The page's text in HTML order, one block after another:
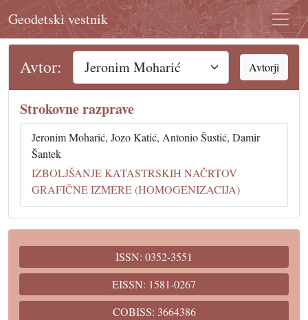
Geodetski vestnik
Avtor: Avtorji
Strokovne razprave
Jeronim Moharić, Jozo Katić, Antonio Šustić, Damir
Šantek
IZBOLJŠANJE KATASTRSKIH NAČRTOV
GRAFIČNE IZMERE (HOMOGENIZACIJA)
ISSN: 0352-3551
EISSN: 1581-0267
COBISS: 3664386